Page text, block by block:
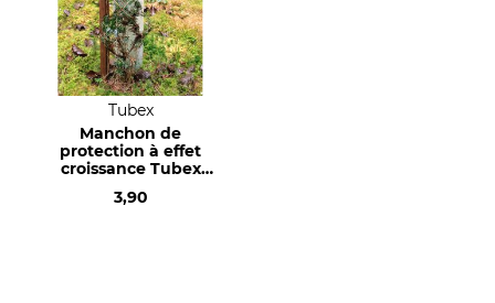
Tubex
Manchon de
protection à effet
croissance Tubex
3,90